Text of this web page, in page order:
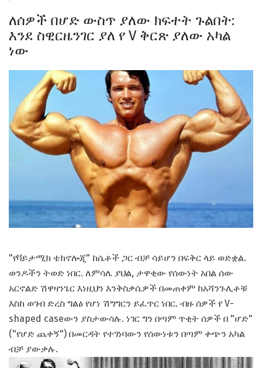
ለሰዎች በሆድ ውስጥ ያለው ክፍተት ጉልበት:
እንደ ስዊርዜንገር ያለ የ V ቅርጽ ያለው አካል
ነው
"የቫይታሚክ ቴክኖሎጂ" ከሴቶች ጋር ብቻ ሳይሆን በፍቅር ላይ ወድቋል.
ወንዶችን ትወድ ነበር. ለምሳሌ ያህል, ታዋቂው የሰውነት አበል ሰው
አርኖልድ ሽዋዛንጌር እነዚህን እንቅስቃሴዎች በመጠቀም ከአሻንጉሊቶቹ
እስከ ወገብ ድረስ ግልፅ የሆነ ሽግግርን ይፈጥር ነበር. ብዙ ሰዎች የ V-
shaped caseውን ያስታውሳሉ. ነገር ግን በጣም ጥቂት ሰዎች በ "ሆድ"
("የሆድ ጨቀኝ") በመርዳት የተገነባውን የሰውነቱን በጣም ቀጭን አካል
ብቻ ያውቃሉ.